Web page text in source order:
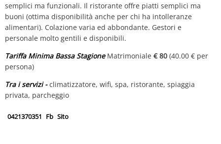
semplici ma funzionali. Il ristorante offre piatti semplici ma
buoni (ottima disponibilità anche per chi ha intolleranze
alimentari). Colazione varia ed abbondante. Gestori e
personale molto gentili e disponibili.
Tariffa Minima Bassa StagioneMatrimoniale € 80 (40.00 € per
persona)
Tra i servizi -climatizzatore, wifi, spa, ristorante, spiaggia
privata, parcheggio
0421370351 Fb Sito